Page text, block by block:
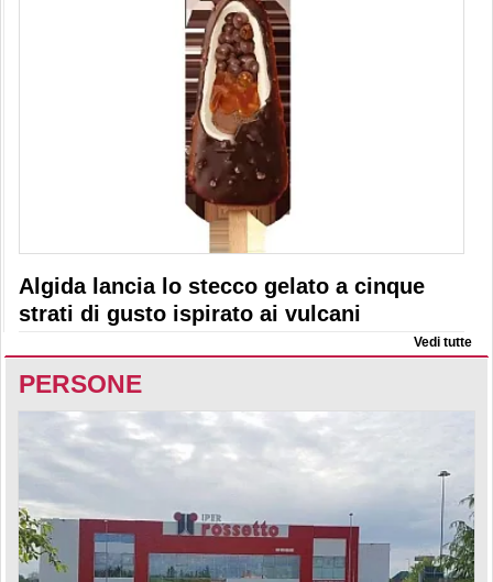
Algida lancia lo stecco gelato a cinque
strati di gusto ispirato ai vulcani
Vedi tutte
PERSONE